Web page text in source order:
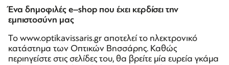
Ένα δημοφιλές e–shop που έχει κερδίσει την
εμπιστοσύνη μας
Το www.optikavissaris.gr αποτελεί το ηλεκτρονικό
κατάστημα των Οπτικών Βησσάρης. Καθώς
περιηγείστε στις σελίδες του, θα βρείτε μία ευρεία γκάμα